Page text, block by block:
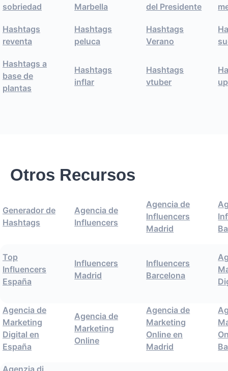
sobriedad
Marbella
del Presidente
Hashtags
reventa
Hashtags
peluca
Hashtags
Verano
Hashtags a
base de
plantas
Hashtags
inflar
Hashtags
vtuber
Otros Recursos
Generador de
Hashtags
Agencia de
Influencers
Agencia de
Influencers
Madrid
Top
Influencers
España
Influencers
Madrid
Influencers
Barcelona
Agencia de
Marketing
Digital en
España
Agencia de
Marketing
Online
Agencia de
Marketing
Online en
Madrid
Agenzia di